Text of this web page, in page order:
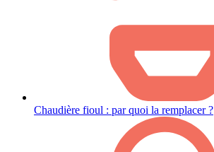
Chaudière fioul : par quoi la remplacer ?